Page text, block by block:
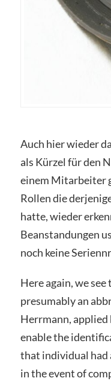
Auch hier wieder
als Kürzel für den
einem Mitarbeiter
Rollen die
hatte, wieder
Beanstandungen
noch keine
Here again, we see
presumably an
Herrmann, applied
enable the
that individual had
in the event of